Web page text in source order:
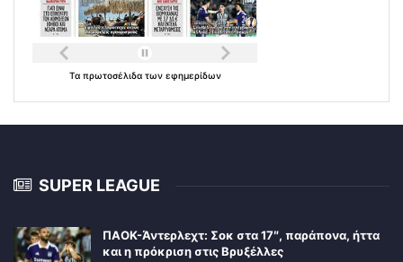
Τα πρωτοσέλιδα των εφημερίδων
SUPER LEAGUE
ΠΑΟΚ-Άντερλεχτ: Σοκ στα 17″, παράπονα, ήττα
και η πρόκριση στις Βρυξέλλες